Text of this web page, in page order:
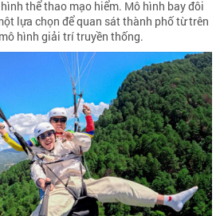
thể thao mạo hiểm. Mô hình bay đôi
lựa chọn để quan sát thành phố từ trên
hình giải trí truyền thống.